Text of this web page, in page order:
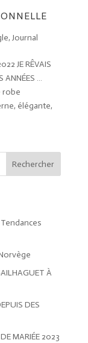
, Journal
JE RÊVAIS
ANNÉES …
robe
élégante,
Rechercher
À
DES
MARIÉE 2023